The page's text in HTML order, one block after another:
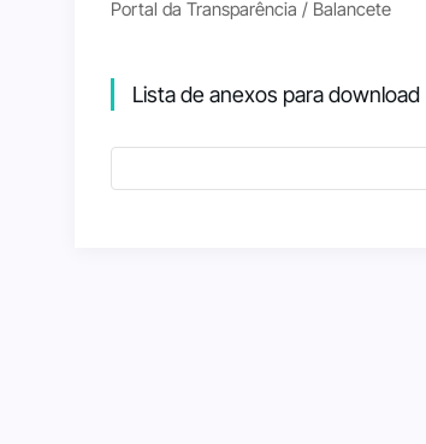
Portal da Transparência / Balancete
Lista de anexos para download